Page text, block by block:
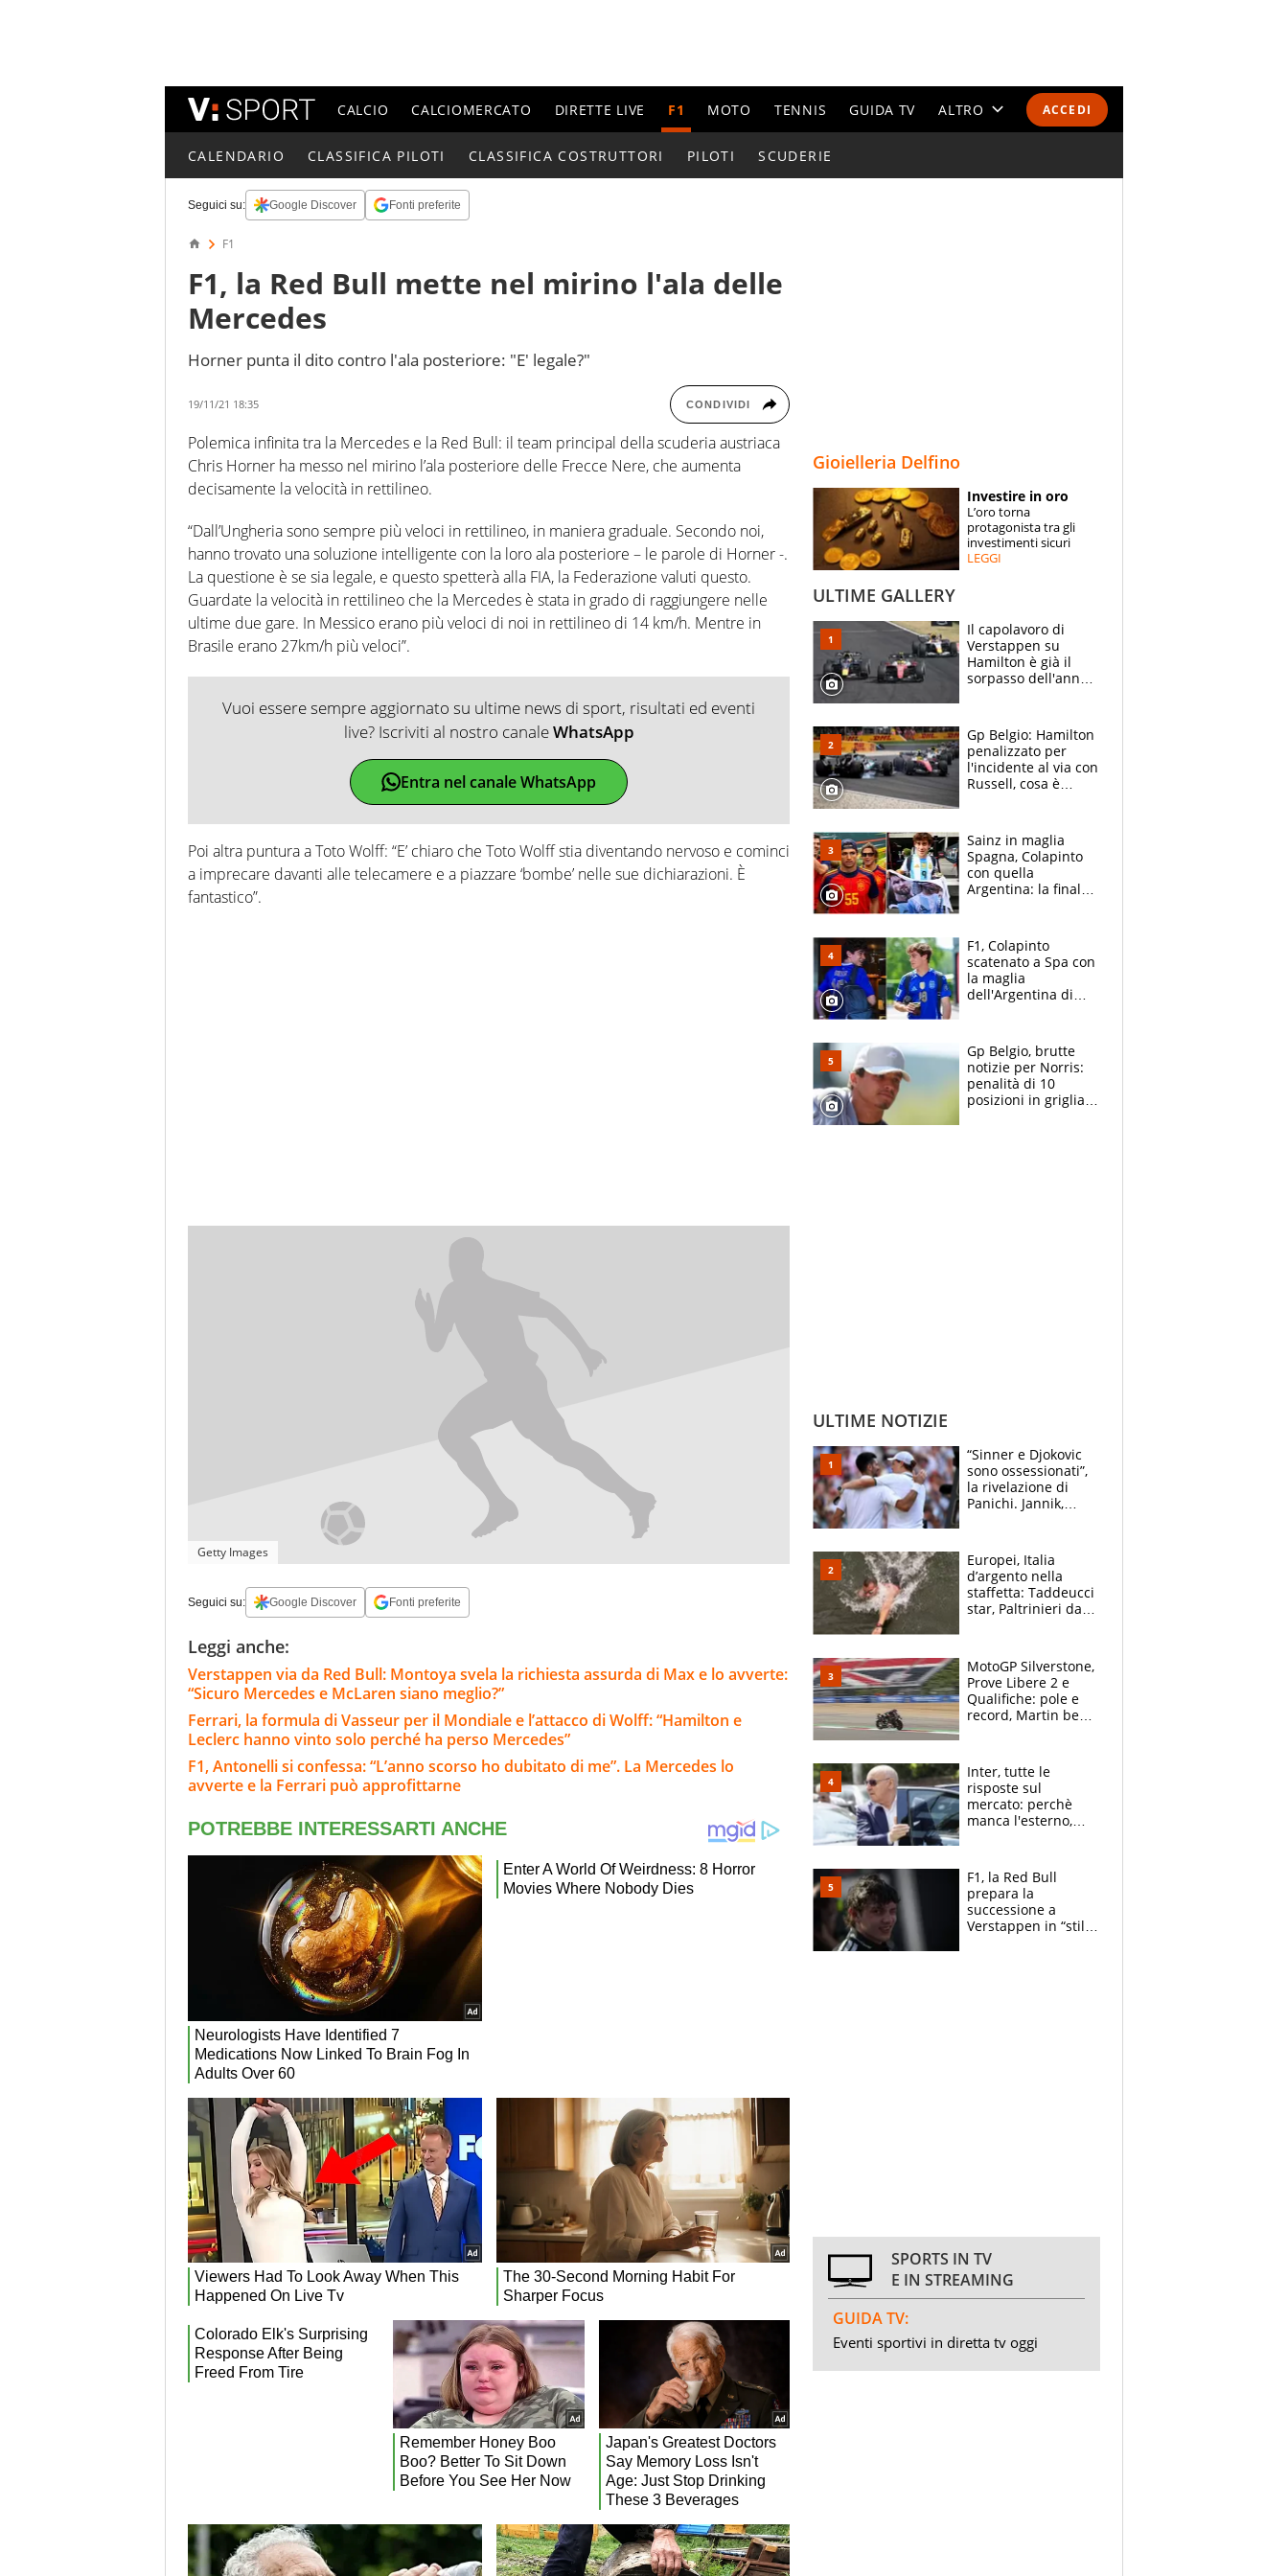
ACCEDI
CALCIO CALCIOMERCATO DIRETTE LIVE F1 MOTO TENNIS GUIDA TV ALTRO
ESPERTI
CONTATTI
CALENDARIO CLASSIFICA PILOTI CLASSIFICA COSTRUTTORI PILOTI SCUDERIE
Seguici su: Google Discover Fonti preferite
F1
F1, la Red Bull mette nel mirino l'ala delle
Mercedes
Horner punta il dito contro l'ala posteriore: "E' legale?"
19/11/21 18:35 CONDIVIDI
Polemica infinita tra la Mercedes e la Red Bull: il team principal della scuderia austriaca
Chris Horner ha messo nel mirino l’ala posteriore delle Frecce Nere, che aumenta
decisamente la velocità in rettilineo.
“Dall’Ungheria sono sempre più veloci in rettilineo, in maniera graduale. Secondo noi,
hanno trovato una soluzione intelligente con la loro ala posteriore – le parole di Horner -.
La questione è se sia legale, e questo spetterà alla FIA, la Federazione valuti questo.
Guardate la velocità in rettilineo che la Mercedes è stata in grado di raggiungere nelle
ultime due gare. In Messico erano più veloci di noi in rettilineo di 14 km/h. Mentre in
Brasile erano 27km/h più veloci”.
Vuoi essere sempre aggiornato su ultime news di sport, risultati ed eventi
live? Iscriviti al nostro canaleWhatsApp
Entra nel canale WhatsApp
Poi altra puntura a Toto Wolff: “E’ chiaro che Toto Wolff stia diventando nervoso e cominci
a imprecare davanti alle telecamere e a piazzare ‘bombe’ nelle sue dichiarazioni. È
fantastico”.
Getty Images
Seguici su: Google Discover Fonti preferite
Leggi anche:
Verstappen via da Red Bull: Montoya svela la richiesta assurda di Max e lo avverte:
“Sicuro Mercedes e McLaren siano meglio?”
Ferrari, la formula di Vasseur per il Mondiale e l’attacco di Wolff: “Hamilton e
Leclerc hanno vinto solo perché ha perso Mercedes”
F1, Antonelli si confessa: “L’anno scorso ho dubitato di me”. La Mercedes lo
avverte e la Ferrari può approfittarne
Gioielleria Delfino
Investire in oro
L’oro torna
protagonista tra gli
investimenti sicuri
LEGGI
ULTIME GALLERY
Il capolavoro di
Verstappen su
Hamilton è già il
sorpasso dell'anno:
2021
Gp Belgio: Hamilton
penalizzato per
l'incidente al via con
Russell, cosa è
Sainz in maglia
Spagna, Colapinto
con quella
Argentina: la finale
vede l'ora
F1, Colapinto
scatenato a Spa con
la maglia
dell'Argentina di
le parolacce"
Gp Belgio, brutte
notizie per Norris:
penalità di 10
posizioni in griglia,
ULTIME NOTIZIE
“Sinner e Djokovic
sono ossessionati”,
la rivelazione di
Panichi. Jannik,
agli US Open
Europei, Italia
d’argento nella
staffetta: Taddeucci
star, Paltrinieri da
Padre Pio
MotoGP Silverstone,
Prove Libere 2 e
Qualifiche: pole e
record, Martin beffa
Inter, tutte le
risposte sul
mercato: perchè
manca l'esterno,
vero obiettivo di
Marotta
F1, la Red Bull
prepara la
successione a
Verstappen in “stile
SPORTS IN TV
E IN STREAMING
GUIDA TV:
Eventi sportivi in diretta tv oggi